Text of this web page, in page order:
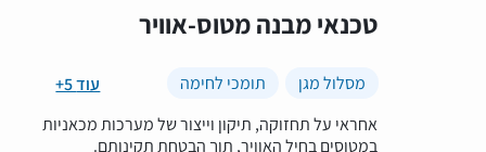
טכנאי מבנה מטוס-אוויר
+5 עוד מסלול מגן
תומכי לחימה
אחראי על תחזוקה, תיקון וייצור של מערכות מכאניות
במטוסים בחיל האוויר, תוך הבטחת תקינותם.